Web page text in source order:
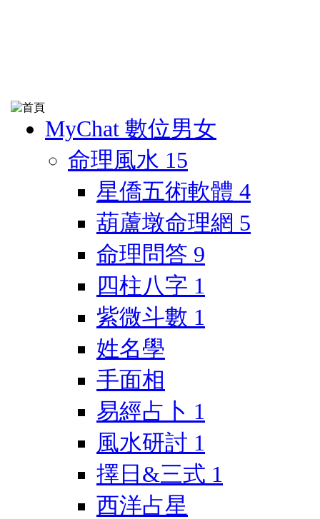
MyChat 數位男女
命理風水 15
星僑五術軟體 4
葫蘆墩命理網 5
命理問答 9
四柱八字 1
紫微斗數 1
姓名學
手面相
易經占卜 1
風水研討 1
擇日&三式 1
西洋占星